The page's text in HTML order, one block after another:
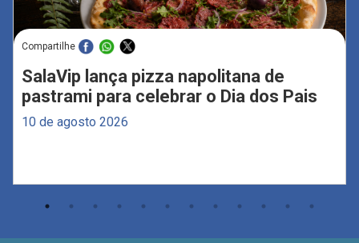
Compartilhe
SalaVip lança pizza napolitana de
pastrami para celebrar o Dia dos Pais
10 de agosto 2026